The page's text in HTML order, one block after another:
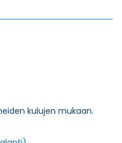
kulujen mukaan.